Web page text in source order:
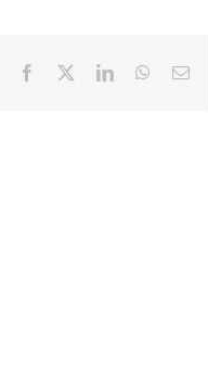
Facebook LinkedIn
E-